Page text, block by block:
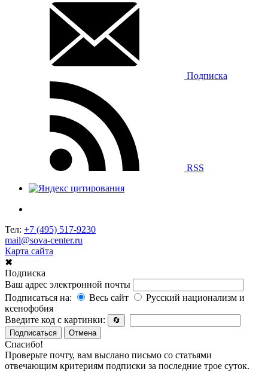
Подписка
RSS
Тел: +7 (495) 517-9230
mail@sova-center.ru
Карта сайта
✖
Подписка
Ваш адрес электронной почты
Подписаться на:
Весь сайт
Русский национализм и
ксенофобия
Введите код с картинки:
🔄
Подписаться
Отмена
Спасибо!
Проверьте почту, вам выслано письмо со статьями
отвечающим критериям подписки за последние трое суток.